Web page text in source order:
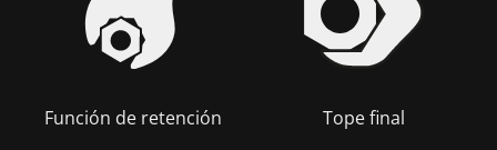
Función de retención Tope final